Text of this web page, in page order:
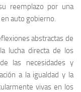
reemplazo por una
auto gobierno.
abstractas de
lucha directa de los
las necesidades y
a la igualdad y la
vivas en los